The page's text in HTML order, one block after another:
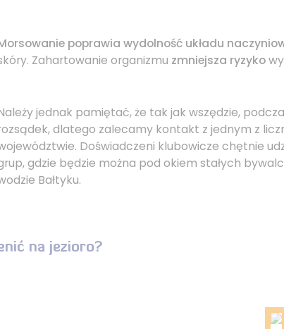
poprawia wydolność układu
Zahartowanie organizmu zmniejsza ryzyko
jednak pamiętać, że tak jak wszędzie,
dlatego zalecamy kontakt z jednym z
Doświadczeni klubowicze chętnie
gdzie będzie można pod okiem stałych
Bałtyku.
na jezioro?